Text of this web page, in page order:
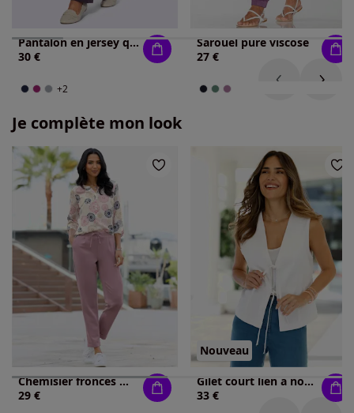
Pantalon en jersey qualité jersey très confortable
30 €
+2
Sarouel pure viscose
27 €
Je complète mon look
Chemisier fronces mode aux manches
29 €
Nouveau
Gilet court lien à nouer
33 €